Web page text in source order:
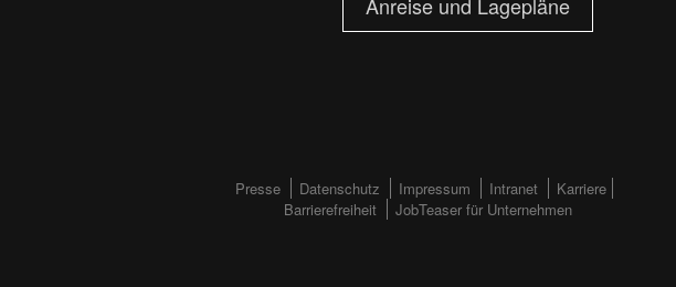
FOOTERMENÜ
(HAUPTSEITE)
Presse Datenschutz Impressum Intranet
Karriere
Barrierefreiheit
JobTeaser für Unternehmen